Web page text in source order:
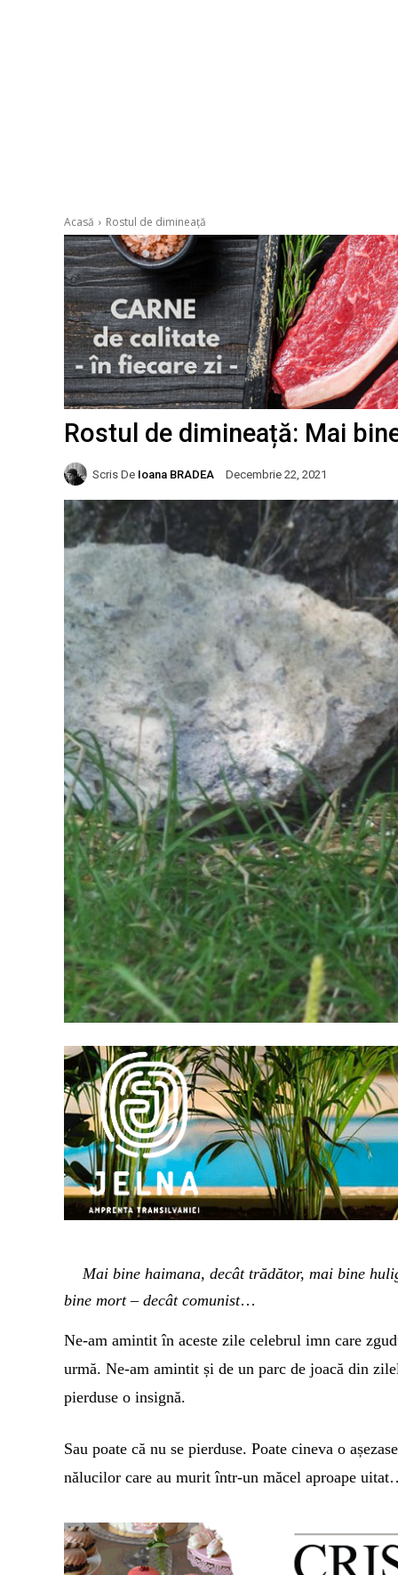
Acasă Rostul de dimineață
Rostul de dimineață: Mai
Scris De Ioana BRADEA Decembrie 22, 2021
Mai bine haimana, decât trădător, mai bine
bine mort – decât comunist…
Ne-am amintit în aceste zile celebrul imn care
urmă. Ne-am amintit și de un parc de joacă din
pierduse o insignă.
Sau poate că nu se pierduse. Poate cineva o
nălucilor care au murit într-un măcel aproape